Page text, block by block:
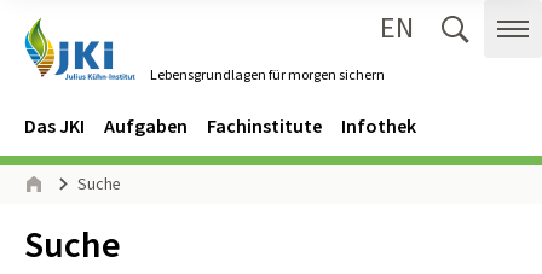
Lebensgrundlagen für morgen sichern
EN
Navigation
Hauptmenü
Das JKI Aufgaben Fachinstitute Infothek
Seitenpfad
Suche
Inhalt:
Suche